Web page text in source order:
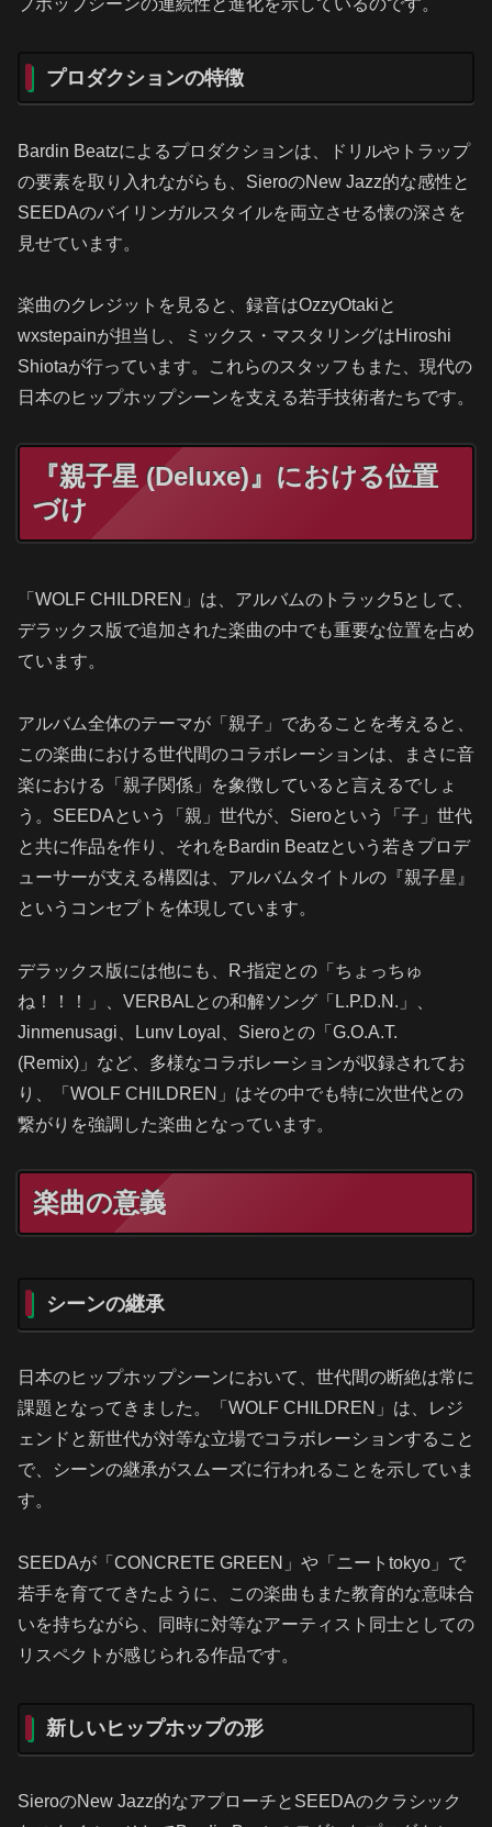
プホップシーンの連続性と進化を示しているのです。
プロダクションの特徴
Bardin Beatzによるプロダクションは、ドリルやトラップ
の要素を取り入れながらも、SieroのNew Jazz的な感性と
SEEDAのバイリンガルスタイルを両立させる懐の深さを
見せています。
楽曲のクレジットを見ると、録音はOzzyOtakiと
wxstepainが担当し、ミックス・マスタリングはHiroshi
Shiotaが行っています。これらのスタッフもまた、現代の
日本のヒップホップシーンを支える若手技術者たちです。
『親子星 (Deluxe)』における位置
づけ
「WOLF CHILDREN」は、アルバムのトラック5として、
デラックス版で追加された楽曲の中でも重要な位置を占め
ています。
アルバム全体のテーマが「親子」であることを考えると、
この楽曲における世代間のコラボレーションは、まさに音
楽における「親子関係」を象徴していると言えるでしょ
う。SEEDAという「親」世代が、Sieroという「子」世代
と共に作品を作り、それをBardin Beatzという若きプロデ
ューサーが支える構図は、アルバムタイトルの『親子星』
というコンセプトを体現しています。
デラックス版には他にも、R-指定との「ちょっちゅ
ね！！！」、VERBALとの和解ソング「L.P.D.N.」、
Jinmenusagi、Lunv Loyal、Sieroとの「G.O.A.T.
(Remix)」など、多様なコラボレーションが収録されてお
り、「WOLF CHILDREN」はその中でも特に次世代との
繋がりを強調した楽曲となっています。
楽曲の意義
シーンの継承
日本のヒップホップシーンにおいて、世代間の断絶は常に
課題となってきました。「WOLF CHILDREN」は、レジ
ェンドと新世代が対等な立場でコラボレーションすること
で、シーンの継承がスムーズに行われることを示していま
す。
SEEDAが「CONCRETE GREEN」や「ニートtokyo」で
若手を育ててきたように、この楽曲もまた教育的な意味合
いを持ちながら、同時に対等なアーティスト同士としての
リスペクトが感じられる作品です。
新しいヒップホップの形
SieroのNew Jazz的なアプローチとSEEDAのクラシック